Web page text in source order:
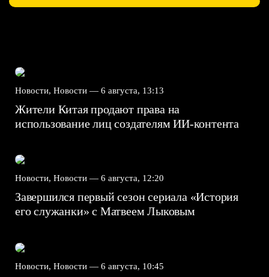
Новости, Новости — 6 августа, 13:13
Жители Китая продают права на
использование лиц создателям ИИ-контента
Новости, Новости — 6 августа, 12:20
Завершился первый сезон сериала «История
его служанки» с Матвеем Лыковым
Новости, Новости — 6 августа, 10:45